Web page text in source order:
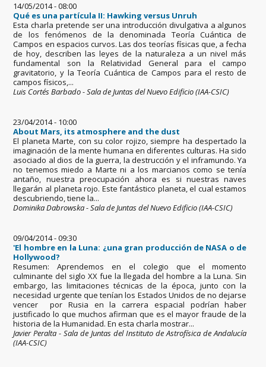
14/05/2014 - 08:00
Qué es una partícula II: Hawking versus Unruh
Esta charla pretende ser una introducción divulgativa a algunos
de los fenómenos de la denominada Teoría Cuántica de
Campos en espacios curvos. Las dos teorías físicas que, a fecha
de hoy, describen las leyes de la naturaleza a un nivel más
fundamental son la Relatividad General para el campo
gravitatorio, y la Teoría Cuántica de Campos para el resto de
campos físicos,...
Luis Cortés Barbado - Sala de Juntas del Nuevo Edificio (IAA-CSIC)
23/04/2014 - 10:00
About Mars, its atmosphere and the dust
El planeta Marte, con su color rojizo, siempre ha despertado la
imaginación de la mente humana en diferentes culturas. Ha sido
asociado al dios de la guerra, la destrucción y el inframundo. Ya
no tenemos miedo a Marte ni a los marcianos como se tenía
antaño, nuestra preocupación ahora es si nuestras naves
llegarán al planeta rojo. Este fantástico planeta, el cual estamos
descubriendo, tiene la...
Dominika Dabrowska - Sala de Juntas del Nuevo Edificio (IAA-CSIC)
09/04/2014 - 09:30
'El hombre en la Luna: ¿una gran producción de NASA o de
Hollywood?
Resumen: Aprendemos en el colegio que el momento
culminante del siglo XX fue la llegada del hombre a la Luna. Sin
embargo, las limitaciones técnicas de la época, junto con la
necesidad urgente que tenían los Estados Unidos de no dejarse
vencer por Rusia en la carrera espacial podrían haber
justificado lo que muchos afirman que es el mayor fraude de la
historia de la Humanidad. En esta charla mostrar...
Javier Peralta - Sala de Juntas del Instituto de Astrofísica de Andalucía
(IAA-CSIC)